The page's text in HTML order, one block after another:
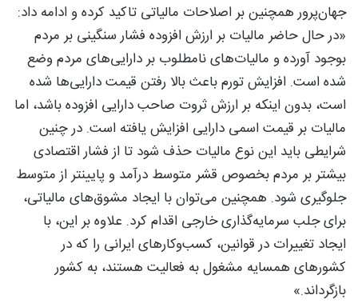
جهان‌پرور همچنین بر اصلاحات مالیاتی تاکید کرده و ادامه داد:
«در حال حاضر مالیات بر ارزش افزوده فشار سنگینی بر مردم
بوجود آورده و مالیات‌های نامطلوب بر دارایی‌های مردم وضع
شده است. افزایش تورم باعث بالا رفتن قیمت دارایی‌ها شده
است، بدون اینکه بر ارزش ثروت صاحب دارایی افزوده باشد، اما
مالیات بر قیمت اسمی دارایی افزایش یافته است. در چنین
شرایطی باید این نوع مالیات حذف شود تا از فشار اقتصادی
بیشتر بر مردم بخصوص قشر متوسط درآمد و پایینتر از متوسط
جلوگیری شود. همچنین می‌توان با ایجاد مشوق‌های مالیاتی،
برای جلب سرمایه‌گذاری خارجی اقدام کرد. علاوه بر این، با
ایجاد تغییرات در قوانین، کسب‌وکارهای ایرانی را که در
کشورهای همسایه مشغول به فعالیت هستند، به کشور
بازگرداند.»